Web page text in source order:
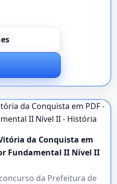
da Conquista em
Fundamental II Nível II
da Prefeitura de